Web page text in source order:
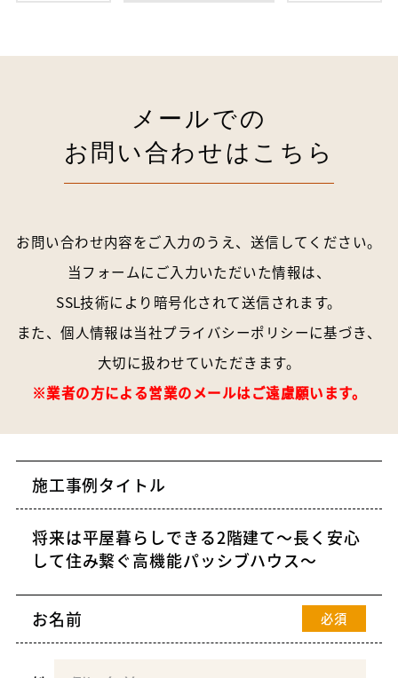
メールでの
お問い合わせはこちら
お問い合わせ内容をご入力のうえ、送信してください。
当フォームにご入力いただいた情報は、
SSL技術により暗号化されて送信されます。
また、個人情報は当社プライバシーポリシーに基づき、
大切に扱わせていただきます。
※業者の方による営業のメールはご遠慮願います。
施工事例タイトル
お名前 必須